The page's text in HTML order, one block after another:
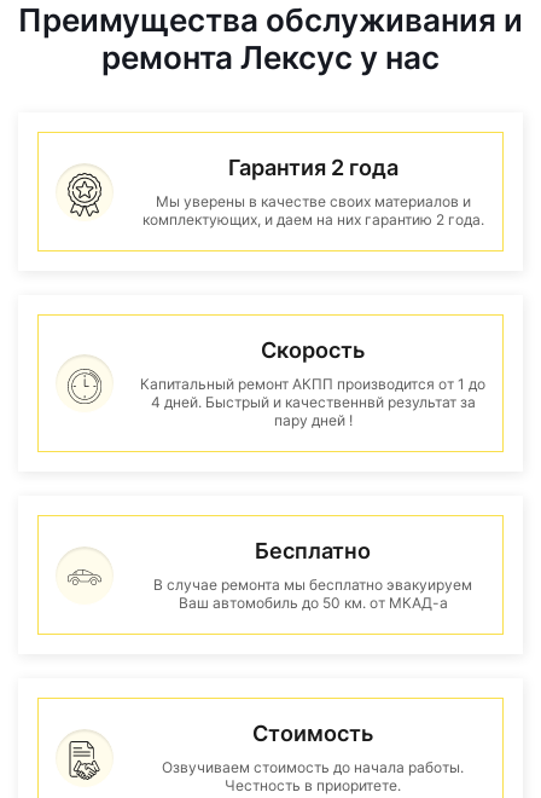
Преимущества обслуживания и
ремонта Лексус у нас
Гарантия 2 года
Мы уверены в качестве своих материалов и
комплектующих, и даем на них гарантию 2 года.
Скорость
Капитальный ремонт АКПП производится от 1 до
4 дней. Быстрый и качественнвй результат за
пару дней !
Бесплатно
В случае ремонта мы бесплатно эвакуируем
Ваш автомобиль до 50 км. от МКАД-а
Стоимость
Озвучиваем стоимость до начала работы.
Честность в приоритете.